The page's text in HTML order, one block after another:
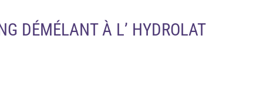
DÉMÉLANT À L’ HYDROLAT